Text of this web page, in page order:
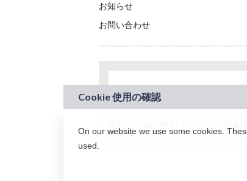
お知らせ
お問い合わせ
されています。
On our website we use some cookies.
used.